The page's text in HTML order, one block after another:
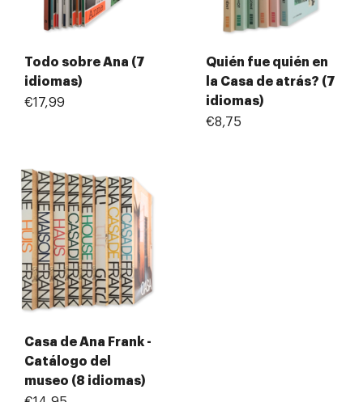
Todo sobre Ana (7
idiomas)
€17,99
Quién fue quién en
la Casa de atrás? (7
idiomas)
€8,75
Casa de Ana Frank -
Catálogo del
museo (8 idiomas)